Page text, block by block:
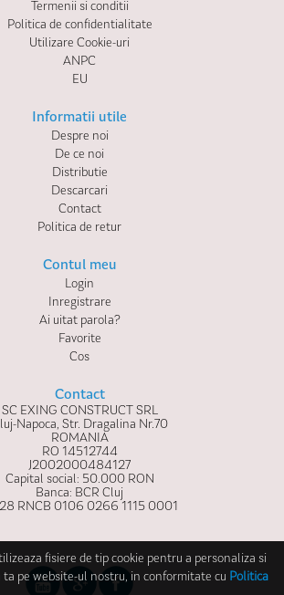
Termenii si conditii
Politica de confidentialitate
Utilizare Cookie-uri
ANPC
EU
Informatii utile
Despre noi
De ce noi
Distributie
Descarcari
Contact
Politica de retur
Contul meu
Login
Inregistrare
Ai uitat parola?
Favorite
Cos
Contact
SC EXING CONSTRUCT SRL
Napoca, Str. Dragalina Nr.70
ROMANIA
RO 14512744
J2002000484127
Capital social: 50.000 RON
Banca: BCR Cluj
RNCB 0106 0266 1115 0001
fisiere de tip cookie pentru a personaliza si
pe website-ul nostru, in conformitate cu Politica